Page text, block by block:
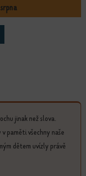
jinak než slova.
paměti všechny naše
dětem uvízly právě